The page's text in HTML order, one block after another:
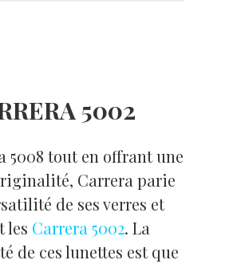
5002
5008 tout en offrant une
Carrera parie
de ses verres et
les Carrera 5002. La
de ces lunettes est que